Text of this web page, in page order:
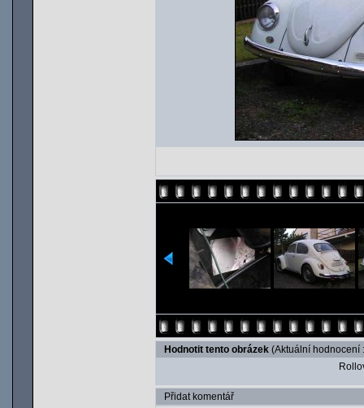
Hodnotit tento obrázek (Aktuální hodnocení
Přidat komentář